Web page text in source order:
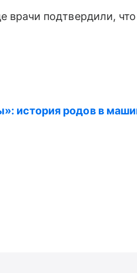
врачи подтвердили,
история родов в